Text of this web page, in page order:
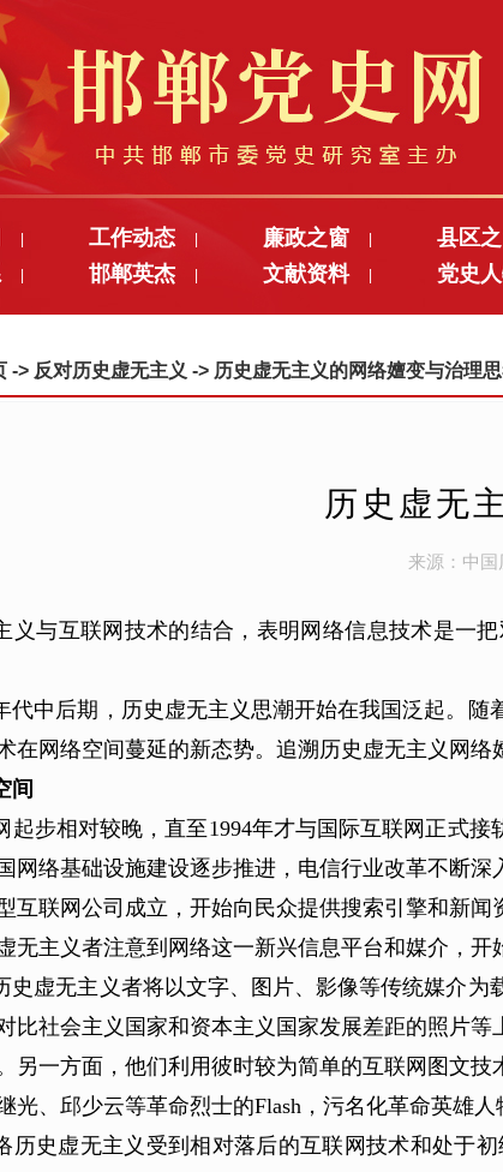
工作动态 廉政之窗 县区
邯郸英杰 文献资料 党史
-> 反对历史虚无主义 -> 历史虚无主义的网络嬗变与治理
历史虚无
来源：中
义与互联网技术的结合，表明网络信息技术是一
代中后期，历史虚无主义思潮开始在我国泛起。
在网络空间蔓延的新态势。追溯历史虚无主义网
间
起步相对较晚，直至1994年才与国际互联网正式
网络基础设施建设逐步推进，电信行业改革不断
互联网公司成立，开始向民众提供搜索引擎和新
无主义者注意到网络这一新兴信息平台和媒介，开
史虚无主义者将以文字、图片、影像等传统媒介
比社会主义国家和资本主义国家发展差距的照片
另一方面，他们利用彼时较为简单的互联网图文
光、邱少云等革命烈士的Flash，污名化革命英雄人
历史虚无主义受到相对落后的互联网技术和处于